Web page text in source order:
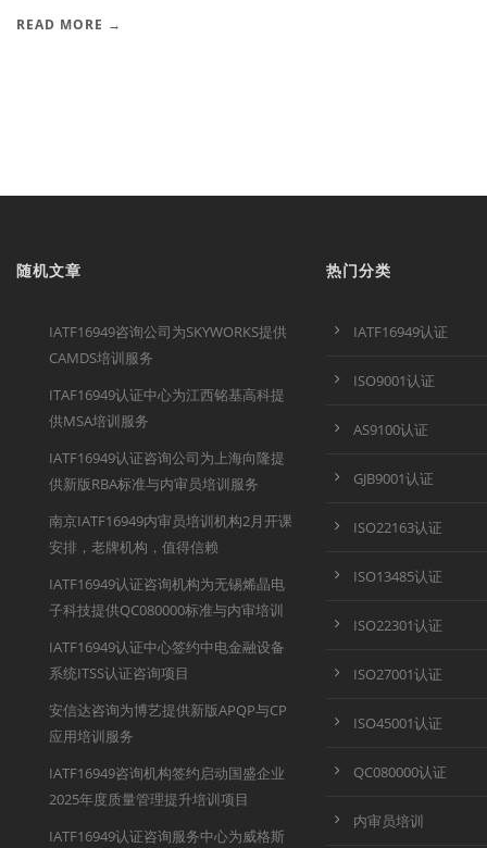
READ MORE →
随机文章
IATF16949咨询公司为SKYWORKS提供
CAMDS培训服务
ITAF16949认证中心为江西铭基高科提
供MSA培训服务
IATF16949认证咨询公司为上海向隆提
供新版RBA标准与内审员培训服务
南京IATF16949内审员培训机构2月开课
安排，老牌机构，值得信赖
IATF16949认证咨询机构为无锡烯晶电
子科技提供QC080000标准与内审培训
IATF16949认证中心签约中电金融设备
系统ITSS认证咨询项目
安信达咨询为博艺提供新版APQP与CP
应用培训服务
IATF16949咨询机构签约启动国盛企业
2025年度质量管理提升培训项目
IATF16949认证咨询服务中心为威格斯
热门分类
IATF16949认证
ISO9001认证
AS9100认证
GJB9001认证
ISO22163认证
ISO13485认证
ISO22301认证
ISO27001认证
ISO45001认证
QC080000认证
内审员培训